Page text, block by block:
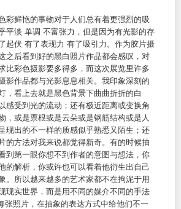
彩鲜艳的事物对于人们总有着更强烈的吸
平淡 单调 不富张力，但是因为有光影的存
起伏 有了表现力 有了吸引力。作为胶片摄
之后看到好的黑白照片作品都会感叹，对
比彩色摄影要多得多，而这次展览里许多
影作品都与光影息息相关。我印象深刻的
，看上去就是黑色背景下曲曲折折的白
感受到光的流动；还有极近距离或变换角
，或是票根或是云朵或是钢筋结构或是人
现出的不一样的质感似乎熟悉又陌生；还
的方法对我来说都觉得新奇。有的时候抽
到第一眼你想不到作者的意图与想法，你
的解析，你或许也可以看着他衍生出自己
。所以越来越多的艺术家都不在拘泥于用
现实世界，而是用不同的媒介不同的手法
张照片，在抽象的表达方式中给他们不一